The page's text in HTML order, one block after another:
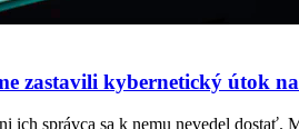
zastavili kybernetický útok
ich správca sa k nemu nevedel